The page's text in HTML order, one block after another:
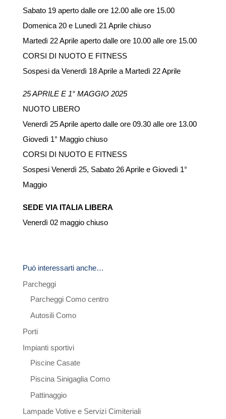
Sabato 19 aperto dalle ore 12.00 alle ore 15.00
Domenica 20 e Lunedì 21 Aprile chiuso
Martedì 22 Aprile aperto dalle ore 10.00 alle ore 15.00
CORSI DI NUOTO E FITNESS
Sospesi da Venerdì 18 Aprile a Martedì 22 Aprile
25 APRILE E 1° MAGGIO 2025
NUOTO LIBERO
Venerdì 25 Aprile aperto dalle ore 09.30 alle ore 13.00
Giovedì 1° Maggio chiuso
CORSI DI NUOTO E FITNESS
Sospesi Venerdì 25, Sabato 26 Aprile e Giovedì 1°
Maggio
SEDE VIA ITALIA LIBERA
Venerdì 02 maggio chiuso
Può interessarti anche…
Parcheggi
Parcheggi Como centro
Autosili Como
Porti
Impianti sportivi
Piscine Casate
Piscina Sinigaglia Como
Pattinaggio
Lampade Votive e Servizi Cimiteriali